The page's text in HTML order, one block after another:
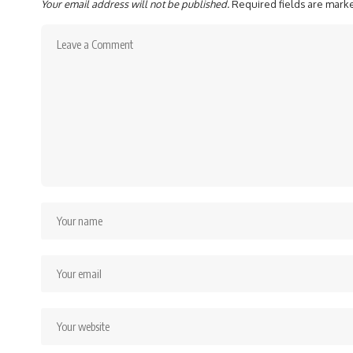
Your email address will not be published.Required fields are